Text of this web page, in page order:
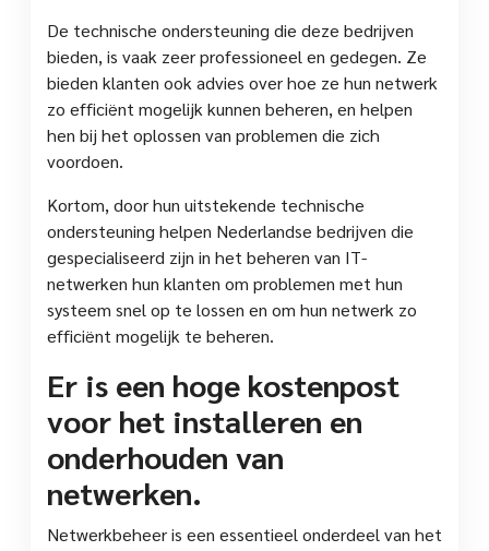
De technische ondersteuning die deze bedrijven
bieden, is vaak zeer professioneel en gedegen. Ze
bieden klanten ook advies over hoe ze hun netwerk
zo efficiënt mogelijk kunnen beheren, en helpen
hen bij het oplossen van problemen die zich
voordoen.
Kortom, door hun uitstekende technische
ondersteuning helpen Nederlandse bedrijven die
gespecialiseerd zijn in het beheren van IT-
netwerken hun klanten om problemen met hun
systeem snel op te lossen en om hun netwerk zo
efficiënt mogelijk te beheren.
Er is een hoge kostenpost
voor het installeren en
onderhouden van
netwerken.
Netwerkbeheer is een essentieel onderdeel van het